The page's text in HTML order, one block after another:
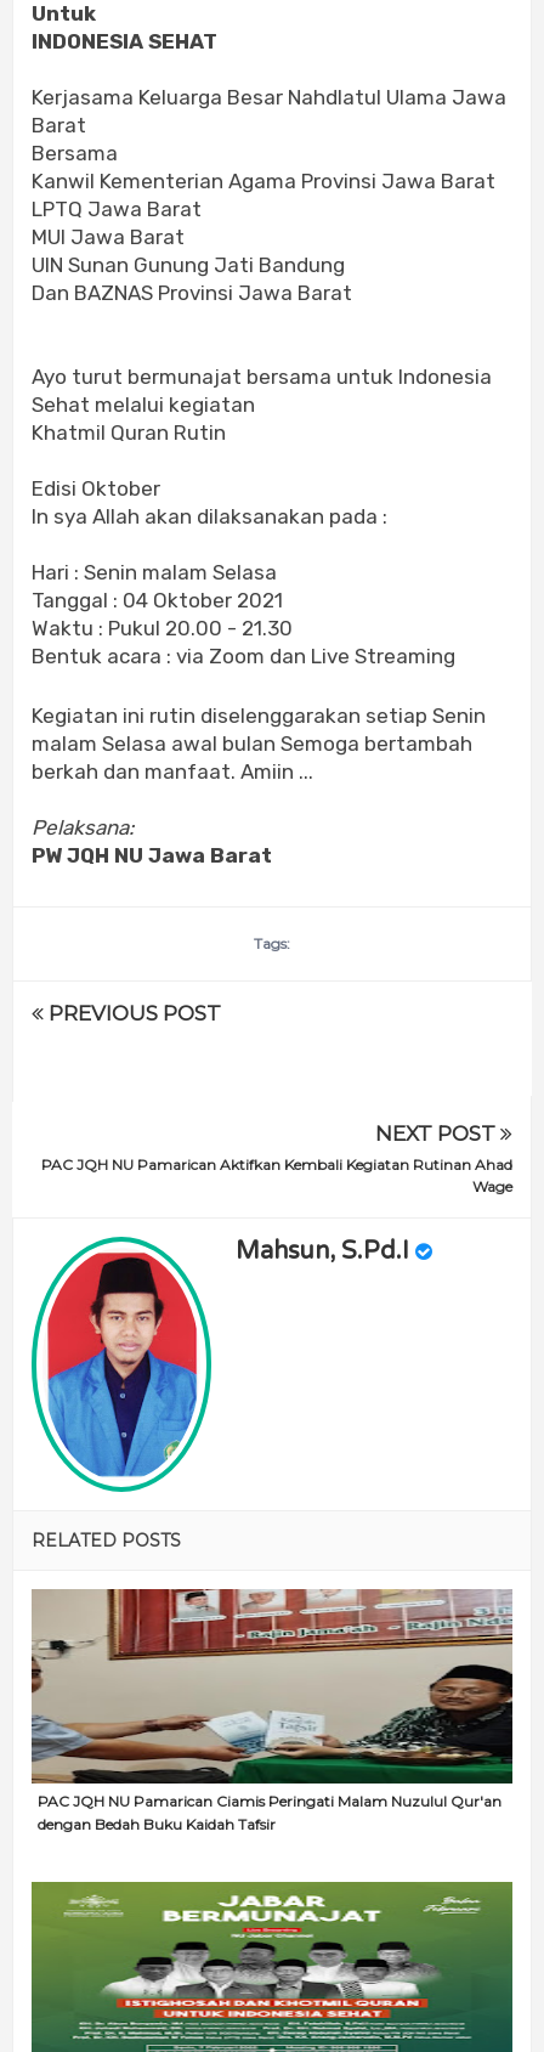
Untuk
INDONESIA SEHAT
Kerjasama Keluarga Besar Nahdlatul Ulama Jawa
Barat
Bersama
Kanwil Kementerian Agama Provinsi Jawa Barat
LPTQ Jawa Barat
MUI Jawa Barat
UIN Sunan Gunung Jati Bandung
Dan BAZNAS Provinsi Jawa Barat
Ayo turut bermunajat bersama untuk Indonesia
Sehat melalui kegiatan
Khatmil Quran Rutin
Edisi Oktober
In sya Allah akan dilaksanakan pada :
Hari : Senin malam Selasa
Tanggal : 04 Oktober 2021
Waktu : Pukul 20.00 - 21.30
Bentuk acara : via Zoom dan Live Streaming
Kegiatan ini rutin diselenggarakan setiap Senin
malam Selasa awal bulan Semoga bertambah
berkah dan manfaat. Amiin ...
Pelaksana:
PW JQH NU Jawa Barat
Tags:
PREVIOUS POST
NEXT POST
PAC JQH NU Pamarican Aktifkan Kembali Kegiatan Rutinan Ahad
Wage
Mahsun, S.Pd.I
RELATED POSTS
PAC JQH NU Pamarican Ciamis Peringati Malam Nuzulul Qur'an
dengan Bedah Buku Kaidah Tafsir